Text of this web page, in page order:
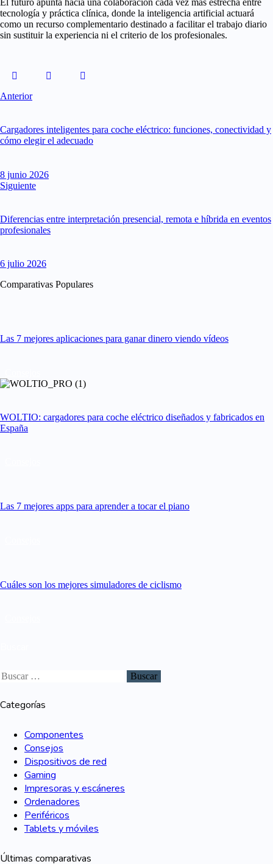
El futuro apunta hacia una colaboración cada vez más estrecha entre
tecnología y práctica clínica, donde la inteligencia artificial actuará
como un recurso complementario destinado a facilitar el trabajo diario
sin sustituir la experiencia ni el criterio de los profesionales.
Anterior
Cargadores inteligentes para coche eléctrico: funciones, conectividad y
cómo elegir el adecuado
8 junio 2026
Siguiente
Diferencias entre interpretación presencial, remota e híbrida en eventos
profesionales
6 julio 2026
Comparativas Populares
Las 7 mejores aplicaciones para ganar dinero viendo vídeos
WOLTIO: cargadores para coche eléctrico diseñados y fabricados en
España
Las 7 mejores apps para aprender a tocar el piano
Cuáles son los mejores simuladores de ciclismo
Categorías
Componentes
Consejos
Dispositivos de red
Gaming
Impresoras y escáneres
Ordenadores
Periféricos
Tablets y móviles
Últimas comparativas